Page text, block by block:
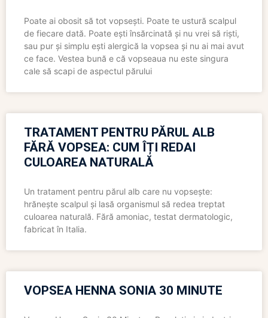
Poate ai obosit să tot vopsești. Poate te ustură scalpul
de fiecare dată. Poate ești însărcinată și nu vrei să riști,
sau pur și simplu ești alergică la vopsea și nu ai mai avut
ce face. Vestea bună e că vopseaua nu este singura
cale să scapi de aspectul părului
TRATAMENT PENTRU PĂRUL ALB
FĂRĂ VOPSEA: CUM ÎȚI REDAI
CULOAREA NATURALĂ
Un tratament pentru părul alb care nu vopsește:
hrănește scalpul și lasă organismul să redea treptat
culoarea naturală. Fără amoniac, testat dermatologic,
fabricat în Italia.
VOPSEA HENNA SONIA 30 MINUTE